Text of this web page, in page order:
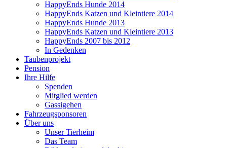
HappyEnds Hunde 2014
HappyEnds Katzen und Kleintiere 2014
HappyEnds Hunde 2013
HappyEnds Katzen und Kleintiere 2013
HappyEnds 2007 bis 2012
In Gedenken
Taubenprojekt
Pension
Ihre Hilfe
Spenden
Mitglied werden
Gassigehen
Fahrzeugsponsoren
Über uns
Unser Tierheim
Das Team